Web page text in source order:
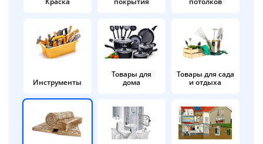
Инструменты
Товары для
дома
Товары для сада
и отдыха
в корзину
Оплачивайте сегодня только
25% картой любого банка
Получайте товар
выбранный способом